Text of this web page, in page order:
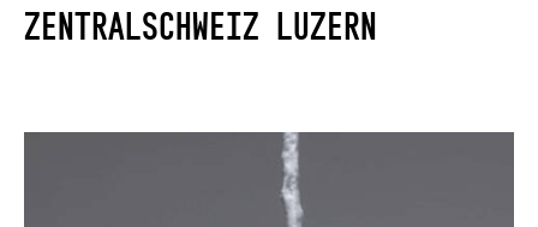
Zentralschweiz Luzern